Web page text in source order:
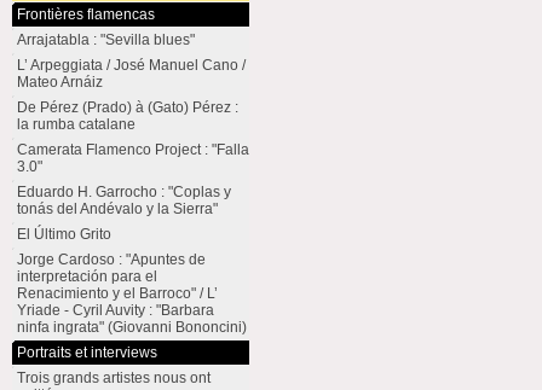
Frontières flamencas
Arrajatabla : "Sevilla blues"
L’ Arpeggiata / José Manuel Cano /
Mateo Arnáiz
De Pérez (Prado) à (Gato) Pérez :
la rumba catalane
Camerata Flamenco Project : "Falla
3.0"
Eduardo H. Garrocho : "Coplas y
tonás del Andévalo y la Sierra"
El Último Grito
Jorge Cardoso : "Apuntes de
interpretación para el
Renacimiento y el Barroco" / L’
Yriade - Cyril Auvity : "Barbara
ninfa ingrata" (Giovanni Bononcini)
Portraits et interviews
Trois grands artistes nous ont